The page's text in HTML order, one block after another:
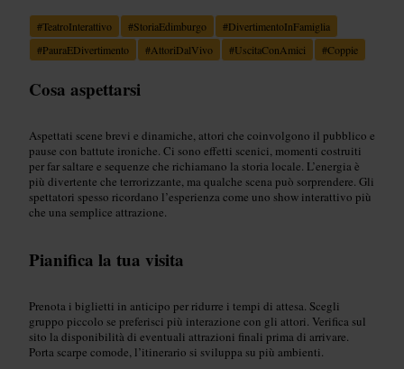
#TeatroInterattivo #StoriaEdimburgo #DivertimentoInFamiglia
#PauraEDivertimento #AttoriDalVivo #UscitaConAmici #Coppie
Cosa aspettarsi
Aspettati scene brevi e dinamiche, attori che coinvolgono il pubblico e
pause con battute ironiche. Ci sono effetti scenici, momenti costruiti
per far saltare e sequenze che richiamano la storia locale. L’energia è
più divertente che terrorizzante, ma qualche scena può sorprendere. Gli
spettatori spesso ricordano l’esperienza come uno show interattivo più
che una semplice attrazione.
Pianifica la tua visita
Prenota i biglietti in anticipo per ridurre i tempi di attesa. Scegli
gruppo piccolo se preferisci più interazione con gli attori. Verifica sul
sito la disponibilità di eventuali attrazioni finali prima di arrivare.
Porta scarpe comode, l’itinerario si sviluppa su più ambienti.